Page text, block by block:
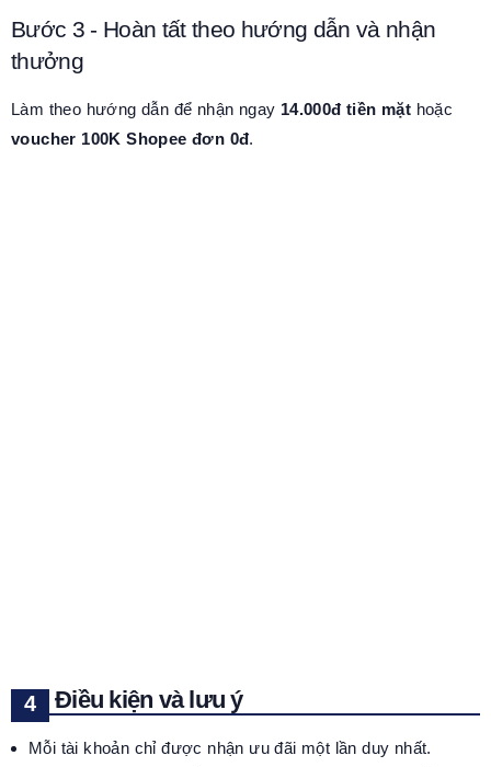
Bước 3 - Hoàn tất theo hướng dẫn và nhận
thưởng
Làm theo hướng dẫn để nhận ngay 14.000đ tiền mặt hoặc
voucher 100K Shopee đơn 0đ.
Điều kiện và lưu ý
Mỗi tài khoản chỉ được nhận ưu đãi một lần duy nhất.